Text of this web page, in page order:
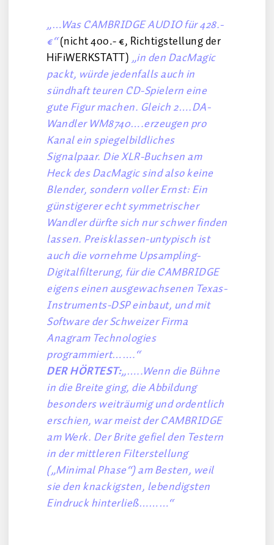
„…Was CAMBRIDGE AUDIO für 428.-
€“(nicht 400.- €, Richtigstellung der
HiFiWERKSTATT)„in den DacMagic
packt, würde jedenfalls auch in
sündhaft teuren CD-Spielern eine
gute Figur machen. Gleich 2….DA-
Wandler WM8740….erzeugen pro
Kanal ein spiegelbildliches
Signalpaar. Die XLR-Buchsen am
Heck des DacMagic sind also keine
Blender, sondern voller Ernst: Ein
günstigerer echt symmetrischer
Wandler dürfte sich nur schwer finden
lassen. Preisklassen-untypisch ist
auch die vornehme Upsampling-
Digitalfilterung, für die CAMBRIDGE
eigens einen ausgewachsenen Texas-
Instruments-DSP einbaut, und mit
Software der Schweizer Firma
Anagram Technologies
programmiert…….“
DER HÖRTEST:„…..Wenn die Bühne
in die Breite ging, die Abbildung
besonders weiträumig und ordentlich
erschien, war meist der CAMBRIDGE
am Werk. Der Brite gefiel den Testern
in der mittleren Filterstellung
(„Minimal Phase“) am Besten, weil
sie den knackigsten, lebendigsten
Eindruck hinterließ………“